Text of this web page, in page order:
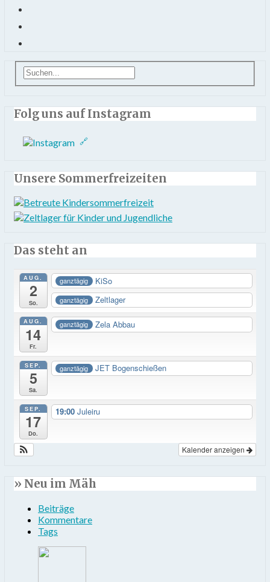
Folg uns auf Instagram
Unsere Sommerfreizeiten
Das steht an
AUG.
2
So.
ganztägig KiSo
ganztägig Zeltlager
AUG.
14
Fr.
ganztägig Zela Abbau
SEP.
5
Sa.
ganztägig JET Bogenschießen
SEP.
17
Do.
19:00 Juleiru
Kalender anzeigen
» Neu im Mäh
Beiträge
Kommentare
Tags